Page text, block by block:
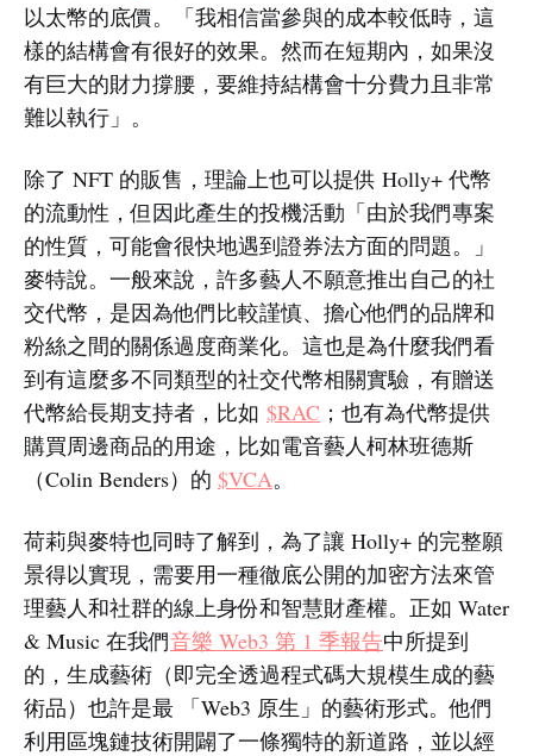
以太幣的底價。「我相信當參與的成本較低時，這
樣的結構會有很好的效果。然而在短期內，如果沒
有巨大的財力撐腰，要維持結構會十分費力且非常
難以執行」。
除了 NFT 的販售，理論上也可以提供 Holly+ 代幣
的流動性，但因此產生的投機活動「由於我們專案
的性質，可能會很快地遇到證券法方面的問題。」
麥特說。一般來說，許多藝人不願意推出自己的社
交代幣，是因為他們比較謹慎、擔心他們的品牌和
粉絲之間的關係過度商業化。這也是為什麼我們看
到有這麼多不同類型的社交代幣相關實驗，有贈送
代幣給長期支持者，比如 $RAC ；也有為代幣提供
購買周邊商品的用途，比如電音藝人柯林班德斯
（Colin Benders）的 $VCA。
荷莉與麥特也同時了解到，為了讓 Holly+ 的完整願
景得以實現，需要用一種徹底公開的加密方法來管
理藝人和社群的線上身份和智慧財產權。正如 Water
& Music 在我們音樂 Web3 第 1 季報告中所提到
的，生成藝術（即完全透過程式碼大規模生成的藝
術品）也許是最 「Web3 原生」的藝術形式。他們
利用區塊鏈技術開闢了一條獨特的新道路，並以經